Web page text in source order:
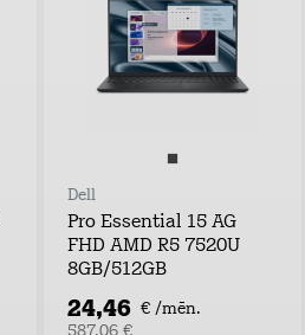
Dell
Pro Essential 15 AG
FHD AMD R5 7520U
8GB/512GB
24,46 € /mēn.